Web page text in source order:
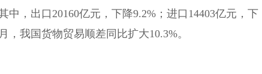
，出口20160亿元，下降9.2%；进口14403亿元，下
，我国货物贸易顺差同比扩大10.3%。